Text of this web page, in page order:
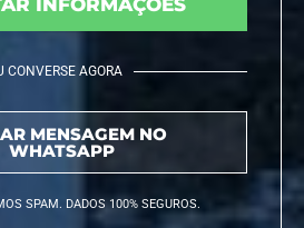
INFORMAÇÕES
CONVERSE AGORA
MENSAGEM NO
WHATSAPP
SPAM. DADOS 100% SEGUROS.